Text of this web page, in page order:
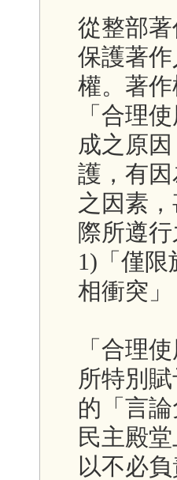
從整部
保護著
權。著
「合理
成之原
護，有
之因素
際所遵
1)「僅
相衝突
「合理
所特別
的「言
民主殿
以不必